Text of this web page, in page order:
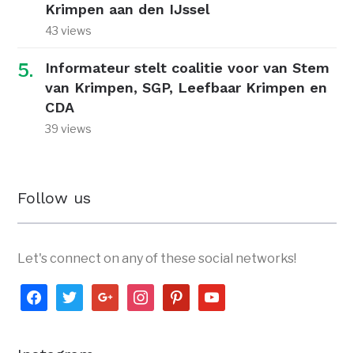
Krimpen aan den IJssel
43 views
Informateur stelt coalitie voor van Stem
van Krimpen, SGP, Leefbaar Krimpen en
CDA
39 views
Follow us
Let's connect on any of these social networks!
facebooktwittergoogleinstagrampinterestyoutube